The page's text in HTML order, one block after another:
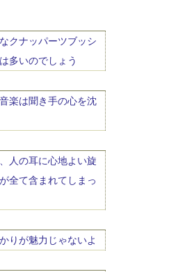
クナッパーツブッシ
多いのでしょう
楽は聞き手の心を沈
人の耳に心地よい旋
全て含まれてしまっ
りが魅力じゃないよ